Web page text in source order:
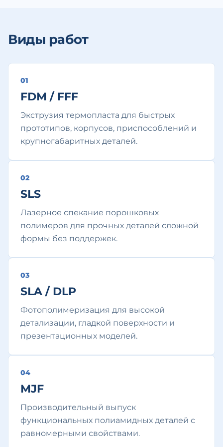
Виды работ
01
FDM / FFF
Экструзия термопласта для быстрых
прототипов, корпусов, приспособлений и
крупногабаритных деталей.
02
SLS
Лазерное спекание порошковых
полимеров для прочных деталей сложной
формы без поддержек.
03
SLA / DLP
Фотополимеризация для высокой
детализации, гладкой поверхности и
презентационных моделей.
04
MJF
Производительный выпуск
функциональных полиамидных деталей с
равномерными свойствами.